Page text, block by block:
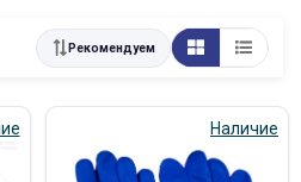
Рекомендуем
Наличие